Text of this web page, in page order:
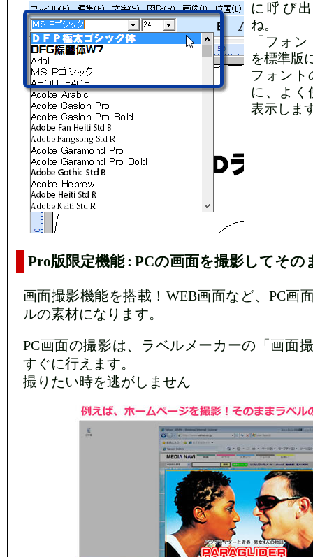
に呼び
ね。
「フォ
を標準版
フォント
に、よく
表示しま
Pro版限定機能 : PCの画面を撮影してその
画面撮影機能を搭載！WEB画面など、PC画
ルの素材になります。
PC画面の撮影は、ラベルメーカーの「画面
すぐに行えます。
撮りたい時を逃がしません